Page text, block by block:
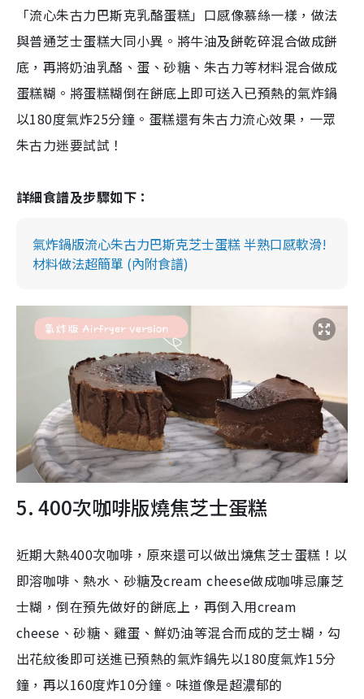
「流心朱古力巴斯克乳酪蛋糕」 口感像慕絲一樣，做法
與普通芝士蛋糕大同小異。將牛油及餅乾碎混合做成餅
底，再將奶油乳酪、蛋、砂糖、朱古力等材料混合做成
蛋糕糊。將蛋糕糊倒在餅底上即可送入已預熱的氣炸鍋
以180度氣炸25分鐘。蛋糕還有朱古力流心效果，一眾
朱古力迷要試試！
詳細食譜及步驟如下：
氣炸鍋版流心朱古力巴斯克芝士蛋糕 半熟口感軟滑!
材料做法超簡單 (內附食譜)
5. 400次咖啡版燒焦芝士蛋糕
近期大熱400次咖啡，原來還可以做出燒焦芝士蛋糕！ 以
即溶咖啡、熱水、砂糖及cream cheese做成咖啡忌廉芝
士糊，倒在預先做好的餅底上，再倒入用cream
cheese、砂糖、雞蛋、鮮奶油等混合而成的芝士糊，勾
出花紋後即可送進已預熱的氣炸鍋先以180度氣炸15分
鐘，再以160度炸10分鐘。味道像是超濃郁的